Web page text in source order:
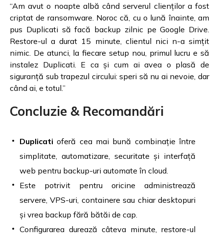
“Am avut o noapte albă când serverul clienților a fost
criptat de ransomware. Noroc că, cu o lună înainte, am
pus Duplicati să facă backup zilnic pe Google Drive.
Restore-ul a durat 15 minute, clientul nici n-a simțit
nimic. De atunci, la fiecare setup nou, primul lucru e să
instalez Duplicati. E ca și cum ai avea o plasă de
siguranță sub trapezul circului: speri să nu ai nevoie, dar
când ai, e totul.”
Concluzie & Recomandări
Duplicati oferă cea mai bună combinație între
simplitate, automatizare, securitate și interfață
web pentru backup-uri automate în cloud.
Este potrivit pentru oricine administrează
servere, VPS-uri, containere sau chiar desktopuri
și vrea backup fără bătăi de cap.
Configurarea durează câteva minute, restore-ul